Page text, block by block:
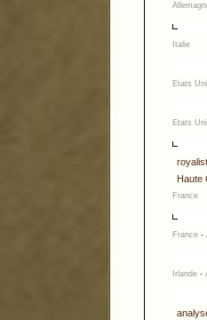
Italie
Etats
Etats
Haute
France
France -
Irlande -